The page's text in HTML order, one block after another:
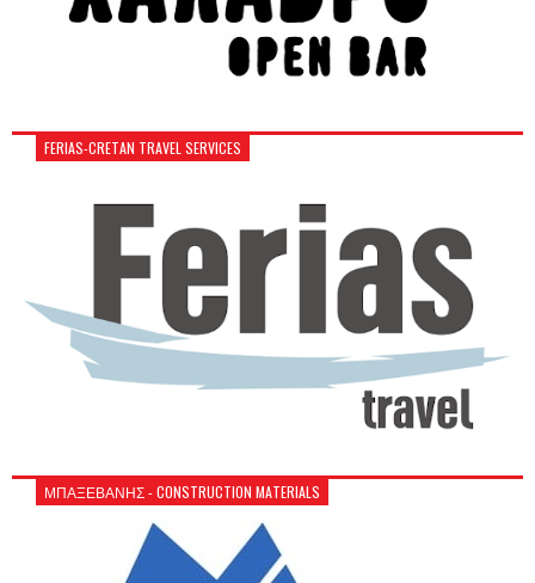
FERIAS-CRETAN TRAVEL SERVICES
ΜΠΑΞΕΒΑΝΗΣ - CONSTRUCTION MATERIALS